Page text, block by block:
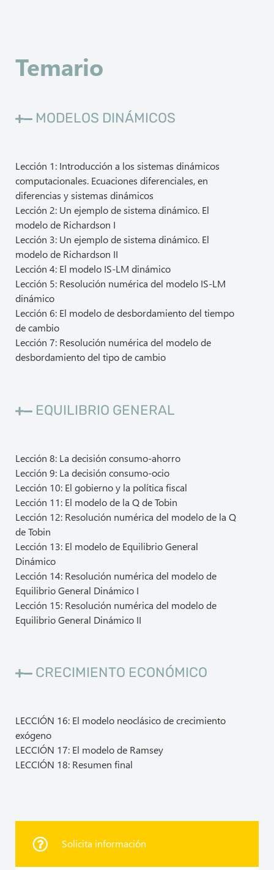
Temario
MODELOS DINÁMICOS
Lección 1: Introducción a los sistemas dinámicos
computacionales. Ecuaciones diferenciales, en
diferencias y sistemas dinámicos
Lección 2: Un ejemplo de sistema dinámico. El
modelo de Richardson I
Lección 3: Un ejemplo de sistema dinámico. El
modelo de Richardson II
Lección 4: El modelo IS-LM dinámico
Lección 5: Resolución numérica del modelo IS-LM
dinámico
Lección 6: El modelo de desbordamiento del tiempo
de cambio
Lección 7: Resolución numérica del modelo de
desbordamiento del tipo de cambio
EQUILIBRIO GENERAL
Lección 8: La decisión consumo-ahorro
Lección 9: La decisión consumo-ocio
Lección 10: El gobierno y la política fiscal
Lección 11: El modelo de la Q de Tobin
Lección 12: Resolución numérica del modelo de la Q
de Tobin
Lección 13: El modelo de Equilibrio General
Dinámico
Lección 14: Resolución numérica del modelo de
Equilibrio General Dinámico I
Lección 15: Resolución numérica del modelo de
Equilibrio General Dinámico II
CRECIMIENTO ECONÓMICO
LECCIÓN 16: El modelo neoclásico de crecimiento
exógeno
LECCIÓN 17: El modelo de Ramsey
LECCIÓN 18: Resumen final
Solicita información